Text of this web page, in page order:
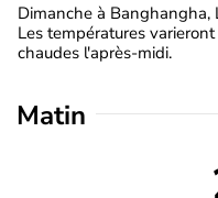
Dimanche à Banghangha,
Les températures
chaudes l'après-midi.
Matin